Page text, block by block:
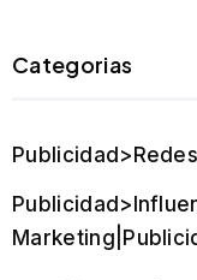
Categorias